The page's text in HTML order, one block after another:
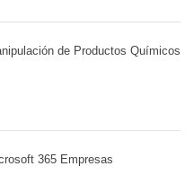
de Productos Químicos
365 Empresas